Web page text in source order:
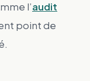
l’audit
point de